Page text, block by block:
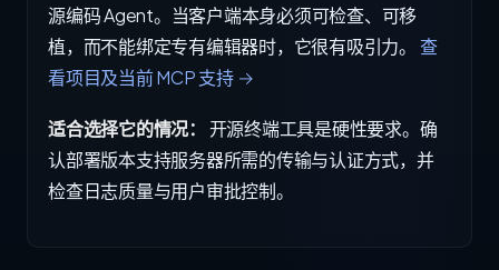
源编码 Agent。当客户端本身必须可检查、可移
植，而不能绑定专有编辑器时，它很有吸引力。 查
看项目及当前 MCP 支持 →
适合选择它的情况：
开源终端工具是硬性要求。确
认部署版本支持服务器所需的传输与认证方式，并
检查日志质量与用户审批控制。